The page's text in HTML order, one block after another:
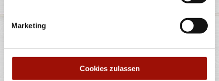
Marketing
Cookies zulassen
Gran Moravia (Hartkäse),...mehr